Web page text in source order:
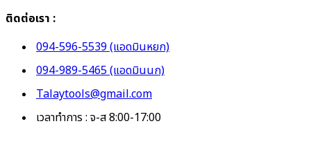
ติดต่อเรา :
094-596-5539 (แอดมินหยก)
094-989-5465 (แอดมินนก)
Talaytools@gmail.com
เวลาทำการ : จ-ส 8:00-17:00